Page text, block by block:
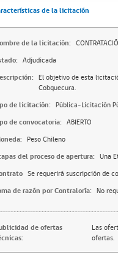
de la licitación
de la licitación:
Adjudicada
El objetivo de esta
Cobquecura.
de licitación: Pública-Licitación
de convocatoria: ABIERTO
Peso Chileno
del proceso de apertura: Una
Se requerirá suscripción de
de razón por Contraloría: No
de ofertas
Las
ofertas.